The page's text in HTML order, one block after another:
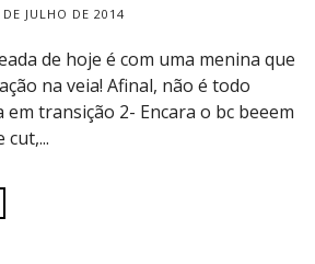
JULHO DE 2014
de hoje é com uma menina que
na veia! Afinal, não é todo
transição 2- Encara o bc beeem
cut,...